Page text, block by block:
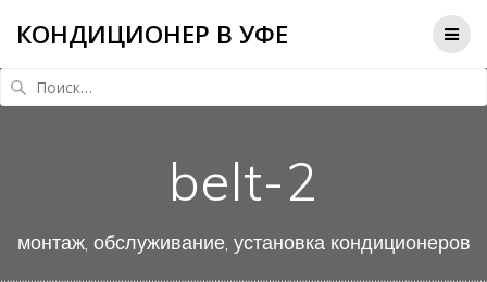
КОНДИЦИОНЕР В УФЕ
belt-2
монтаж, обслуживание, установка кондиционеров